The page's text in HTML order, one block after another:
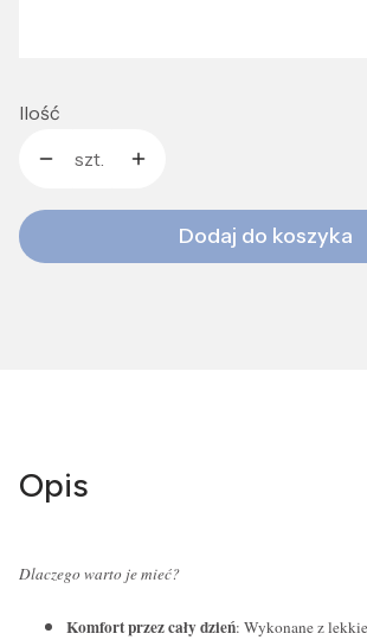
Ilość
szt.
Dodaj do koszyka
Opis
Dlaczego warto je mieć?
Komfort przez cały dzień: Wykonane z